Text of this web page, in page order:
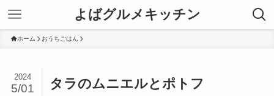
よばグルメキッチン
ホーム おうちごはん
タラのムニエルとポトフ
2024
5/01